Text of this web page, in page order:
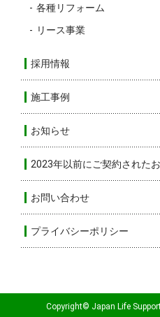
各種リフォーム
リース事業
採用情報
施工事例
お知らせ
2023年以前にご契約された
お問い合わせ
プライバシーポリシー
Copyright© Japan Life